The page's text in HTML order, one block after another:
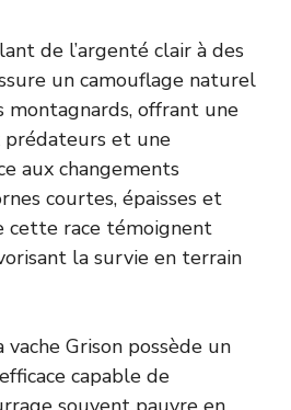
de l’argenté clair à des
un camouflage naturel
montagnards, offrant une
prédateurs et une
aux changements
courtes, épaisses et
cette race témoignent
la survie en terrain
Grison possède un
capable de